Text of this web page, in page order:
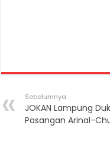
Sebelumnya
JOKAN Lampung
Pasangan Arinal-